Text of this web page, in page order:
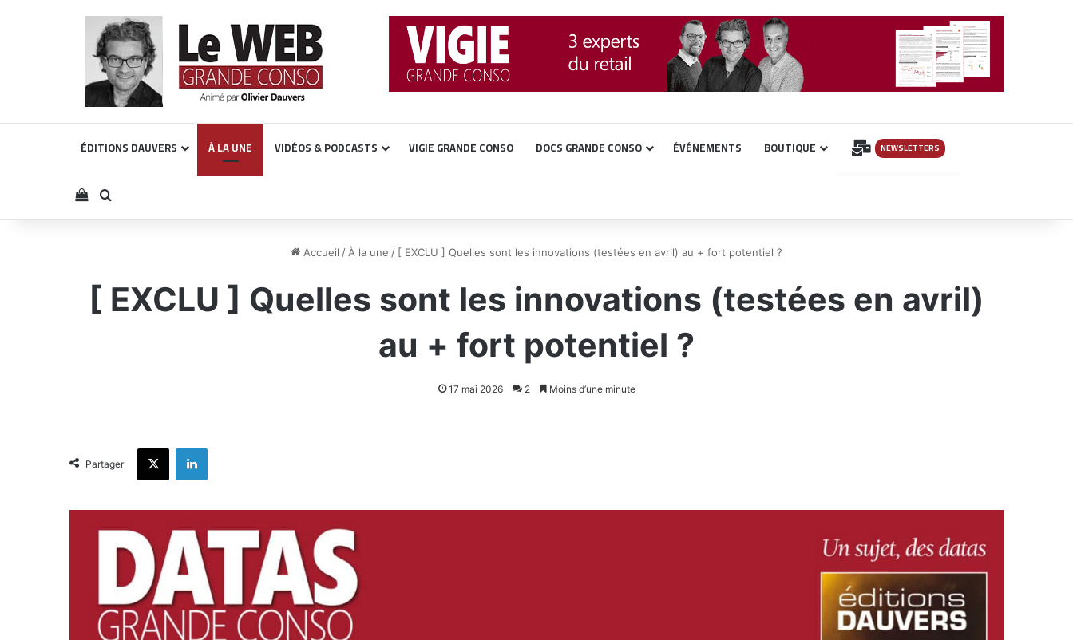
ÉDITIONS DAUVERS À LA UNE VIDÉOS & PODCASTS VIGIE GRANDE CONSO DOCS GRANDE CONSO ÉVÉNEMENTS BOUTIQUE INSCRIPTION
NEWSLETTERS
Voir votre panier
Rechercher
Accueil / À la une / [ EXCLU ] Quelles sont les innovations (testées en avril) au + fort potentiel ?
[ EXCLU ] Quelles sont les innovations (testées en avril)
au + fort potentiel ?
17 mai 2026 2 Moins d’une minute
Partager
X Linkedin